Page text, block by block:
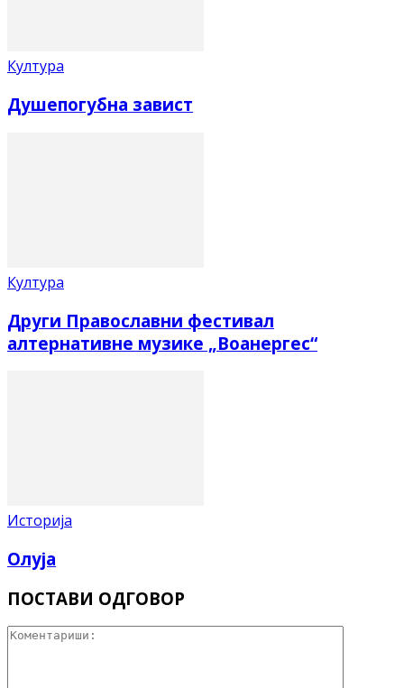
Култура
Душепогубна завист
Култура
Други Православни фестивал
алтернативне музике „Воанергес“
Историја
Олуја
ПОСТАВИ ОДГОВОР